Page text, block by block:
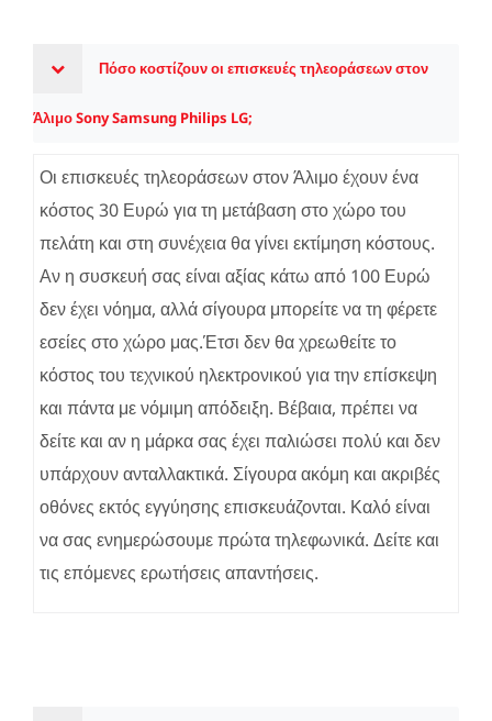
Πόσο κοστίζουν οι επισκευές τηλεοράσεων στον
Άλιμο Sony Samsung Philips LG;
Οι επισκευές τηλεοράσεων στον Άλιμο έχουν ένα
κόστος 30 Ευρώ για τη μετάβαση στο χώρο του
πελάτη και στη συνέχεια θα γίνει εκτίμηση κόστους.
Αν η συσκευή σας είναι αξίας κάτω από 100 Ευρώ
δεν έχει νόημα, αλλά σίγουρα μπορείτε να τη φέρετε
εσείες στο χώρο μας.Έτσι δεν θα χρεωθείτε το
κόστος του τεχνικού ηλεκτρονικού για την επίσκεψη
και πάντα με νόμιμη απόδειξη. Βέβαια, πρέπει να
δείτε και αν η μάρκα σας έχει παλιώσει πολύ και δεν
υπάρχουν ανταλλακτικά. Σίγουρα ακόμη και ακριβές
οθόνες εκτός εγγύησης επισκευάζονται. Καλό είναι
να σας ενημερώσουμε πρώτα τηλεφωνικά. Δείτε και
τις επόμενες ερωτήσεις απαντήσεις.